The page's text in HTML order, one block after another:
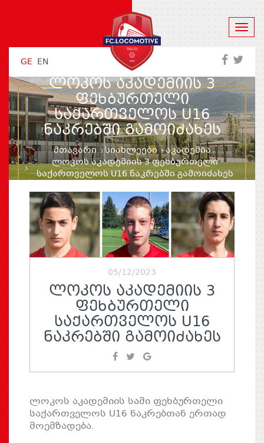
GE EN
ᲚᲝᲙᲝᲡ ᲐᲙᲐᲓᲔᲛᲘᲘᲡ 3
ᲤᲔᲮᲑᲣᲠᲗᲔᲚᲘ
ᲡᲐᲥᲐᲠᲗᲕᲔᲚᲝᲡ U16
ᲜᲐᲙᲠᲔᲑᲨᲘ ᲒᲐᲛᲝᲘᲫᲐᲮᲔᲡ
მთავარი სიახლეები
აკადემია
ლოკოს აკადემიის 3 ფეხბურთელი
საქართველოს U16 ნაკრებში გამოიძახეს
05/12/2023
ᲚᲝᲙᲝᲡ ᲐᲙᲐᲓᲔᲛᲘᲘᲡ 3
ᲤᲔᲮᲑᲣᲠᲗᲔᲚᲘ
ᲡᲐᲥᲐᲠᲗᲕᲔᲚᲝᲡ U16
ᲜᲐᲙᲠᲔᲑᲨᲘ ᲒᲐᲛᲝᲘᲫᲐᲮᲔᲡ
ლოკოს აკადემიის სამი ფეხბურთელი
საქართველოს U16 ნაკრებთან ერთად
მოემზადება.